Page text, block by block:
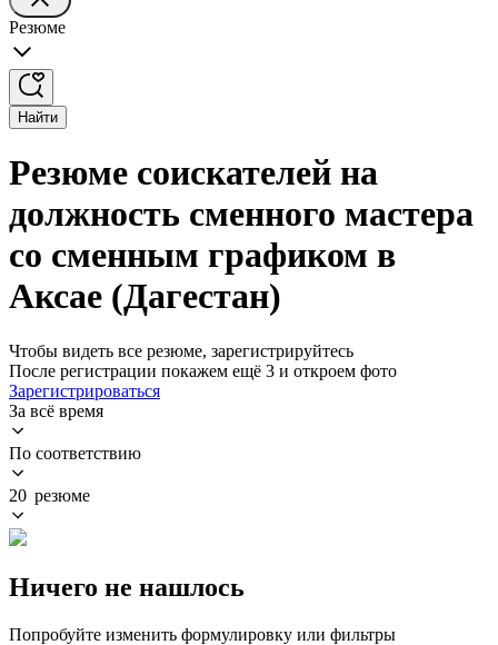
Резюме
Найти
Резюме соискателей на
должность сменного мастера
со сменным графиком в
Аксае (Дагестан)
Чтобы видеть все резюме, зарегистрируйтесь
После регистрации покажем ещё 3 и откроем фото
Зарегистрироваться
За всё время
По соответствию
20 резюме
Ничего не нашлось
Попробуйте изменить формулировку или фильтры